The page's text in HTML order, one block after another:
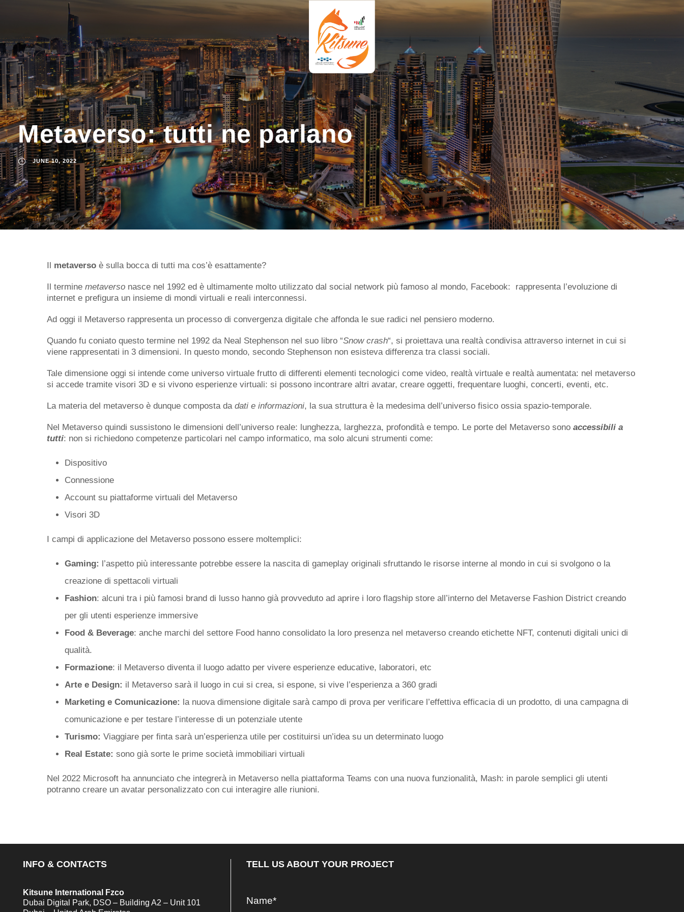
Metaverso: tutti ne parlano
JUNE 10, 2022
metaverso è sulla bocca di tutti ma cos’è esattamente?
Il termine metaverso nasce nel 1992 ed è ultimamente molto utilizzato dal social network più famoso al mondo, Facebook: rappresenta l’evoluzione di
internet e prefigura un insieme di mondi virtuali e reali interconnessi.
Ad oggi il Metaverso rappresenta un processo di convergenza digitale che affonda le sue radici nel pensiero moderno.
Quando fu coniato questo termine nel 1992 da Neal Stephenson nel suo libro “Snow crash“, si proiettava una realtà condivisa attraverso internet in cui si
viene rappresentati in 3 dimensioni. In questo mondo, secondo Stephenson non esisteva differenza tra classi sociali.
Tale dimensione oggi si intende come universo virtuale frutto di differenti elementi tecnologici come video, realtà virtuale e realtà aumentata: nel metaverso
si accede tramite visori 3D e si vivono esperienze virtuali: si possono incontrare altri avatar, creare oggetti, frequentare luoghi, concerti, eventi, etc.
La materia del metaverso è dunque composta da dati e informazioni, la sua struttura è la medesima dell’universo fisico ossia spazio-temporale.
Nel Metaverso quindi sussistono le dimensioni dell’universo reale: lunghezza, larghezza, profondità e tempo. Le porte del Metaverso sono accessibili a
tutti: non si richiedono competenze particolari nel campo informatico, ma solo alcuni strumenti come:
Dispositivo
Connessione
Account su piattaforme virtuali del Metaverso
Visori 3D
I campi di applicazione del Metaverso possono essere moltemplici:
Gaming:
l’aspetto più interessante potrebbe essere la nascita di gameplay originali sfruttando le risorse interne al mondo in cui si svolgono o la
creazione di spettacoli virtuali
Fashion: alcuni tra i più famosi brand di lusso hanno già provveduto ad aprire i loro flagship store all’interno del Metaverse Fashion District creando
per gli utenti esperienze immersive
Food & Beverage: anche marchi del settore Food hanno consolidato la loro presenza nel metaverso creando etichette NFT, contenuti digitali unici di
qualità.
Formazione: il Metaverso diventa il luogo adatto per vivere esperienze educative, laboratori, etc
Arte e Design: il Metaverso sarà il luogo in cui si crea, si espone, si vive l’esperienza a 360 gradi
Marketing e Comunicazione: la nuova dimensione digitale sarà campo di prova per verificare l’effettiva efficacia di un prodotto, di una campagna di
comunicazione e per testare l’interesse di un potenziale utente
Turismo: Viaggiare per finta sarà un’esperienza utile per costituirsi un’idea su un determinato luogo
Real Estate: sono già sorte le prime società immobiliari virtuali
Nel 2022 Microsoft ha annunciato che integrerà in Metaverso nella piattaforma Teams con una nuova funzionalità, Mash: in parole semplici gli utenti
potranno creare un avatar personalizzato con cui interagire alle riunioni.
INFO & CONTACTS
Kitsune International Fzco
Dubai Digital Park, DSO – Building A2 – Unit 101
TELL US ABOUT YOUR PROJECT